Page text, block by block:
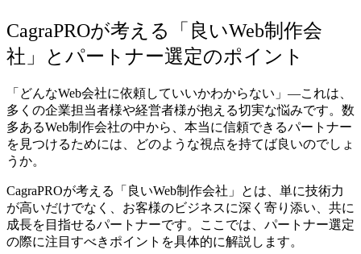
CagraPROが考える「良いWeb制作会
社」とパートナー選定のポイント
「どんなWeb会社に依頼していいかわからない」—これは、
多くの企業担当者様や経営者様が抱える切実な悩みです。数
多あるWeb制作会社の中から、本当に信頼できるパートナー
を見つけるためには、どのような視点を持てば良いのでしょ
うか。
CagraPROが考える「良いWeb制作会社」とは、単に技術力
が高いだけでなく、お客様のビジネスに深く寄り添い、共に
成長を目指せるパートナーです。ここでは、パートナー選定
の際に注目すべきポイントを具体的に解説します。